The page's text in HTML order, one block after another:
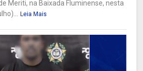
Meriti, na Baixada Fluminense, nesta
Leia Mais